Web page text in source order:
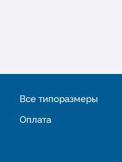
Все типоразмеры
Оплата